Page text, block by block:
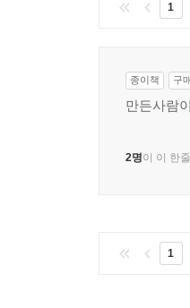
1
종이책 구매
만든사람
2명이 이 한
1